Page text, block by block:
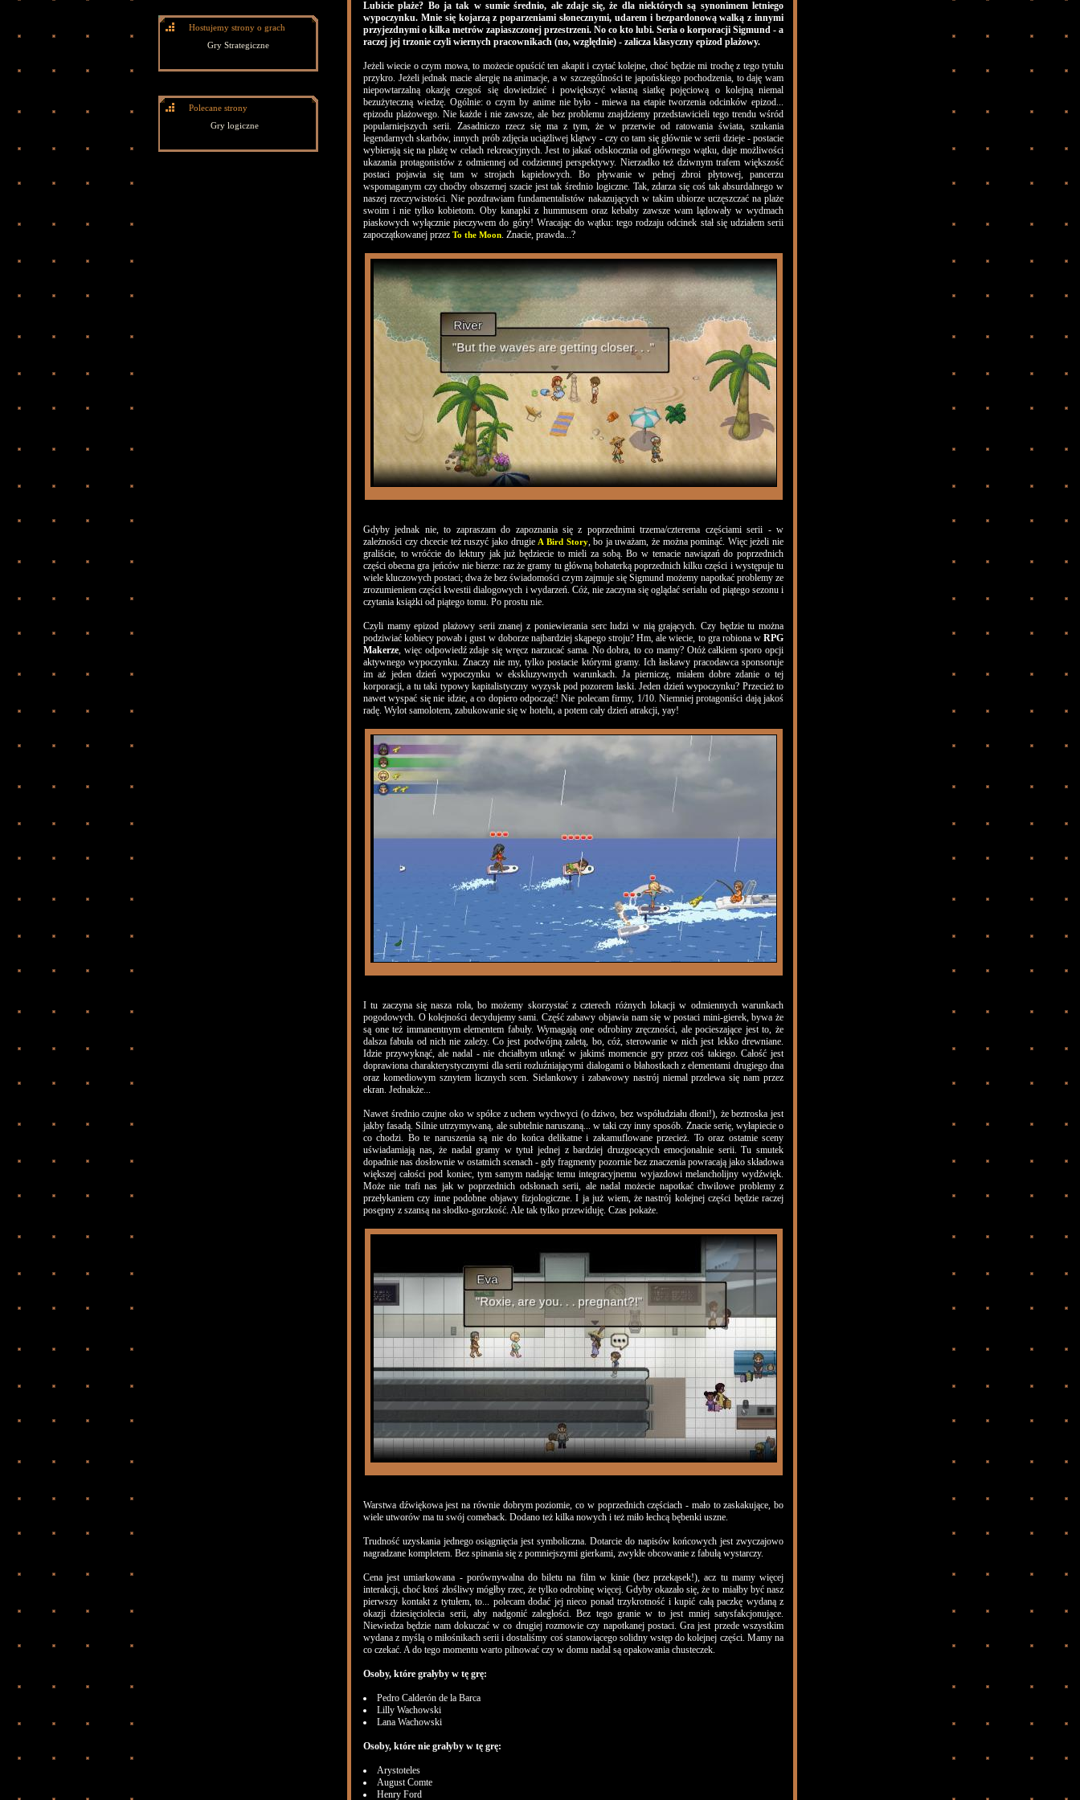
Hostujemy strony o grach
Gry Strategiczne
Polecane strony
Gry logiczne
Lubicie plaże? Bo ja tak w sumie średnio, ale zdaje się, że dla niektórych są synonimem letniego
wypoczynku. Mnie się kojarzą z poparzeniami słonecznymi, udarem i bezpardonową walką z innymi
przyjezdnymi o kilka metrów zapiaszczonej przestrzeni. No co kto lubi. Seria o korporacji Sigmund - a
raczej jej trzonie czyli wiernych pracownikach (no, względnie) - zalicza klasyczny epizod plażowy.
Jeżeli wiecie o czym mowa, to możecie opuścić ten akapit i czytać kolejne, choć będzie mi trochę z tego tytułu
przykro. Jeżeli jednak macie alergię na animacje, a w szczególności te japońskiego pochodzenia, to daję wam
niepowtarzalną okazję czegoś się dowiedzieć i powiększyć własną siatkę pojęciową o kolejną niemal
bezużyteczną wiedzę. Ogólnie: o czym by anime nie było - miewa na etapie tworzenia odcinków epizod...
epizodu plażowego. Nie każde i nie zawsze, ale bez problemu znajdziemy przedstawicieli tego trendu wśród
popularniejszych serii. Zasadniczo rzecz się ma z tym, że w przerwie od ratowania świata, szukania
legendarnych skarbów, innych prób zdjęcia uciążliwej klątwy - czy co tam się głównie w serii dzieje - postacie
wybierają się na plażę w celach rekreacyjnych. Jest to jakaś odskocznia od głównego wątku, daje możliwości
ukazania protagonistów z odmiennej od codziennej perspektywy. Nierzadko też dziwnym trafem większość
postaci pojawia się tam w strojach kąpielowych. Bo pływanie w pełnej zbroi płytowej, pancerzu
wspomaganym czy choćby obszernej szacie jest tak średnio logiczne. Tak, zdarza się coś tak absurdalnego w
naszej rzeczywistości. Nie pozdrawiam fundamentalistów nakazujących w takim ubiorze uczęszczać na plaże
swoim i nie tylko kobietom. Oby kanapki z hummusem oraz kebaby zawsze wam lądowały w wydmach
piaskowych wyłącznie pieczywem do góry! Wracając do wątku: tego rodzaju odcinek stał się udziałem serii
zapoczątkowanej przez To the Moon. Znacie, prawda...?
Gdyby jednak nie, to zapraszam do zapoznania się z poprzednimi trzema/czterema częściami serii - w
zależności czy chcecie też ruszyć jako drugieA Bird Story, bo ja uważam, że można pominąć. Więc jeżeli nie
graliście, to wróćcie do lektury jak już będziecie to mieli za sobą. Bo w temacie nawiązań do poprzednich
części obecna gra jeńców nie bierze: raz że gramy tu główną bohaterką poprzednich kilku części i występuje tu
wiele kluczowych postaci; dwa że bez świadomości czym zajmuje się Sigmund możemy napotkać problemy ze
zrozumieniem części kwestii dialogowych i wydarzeń. Cóż, nie zaczyna się oglądać serialu od piątego sezonu i
czytania książki od piątego tomu. Po prostu nie.
Czyli mamy epizod plażowy serii znanej z poniewierania serc ludzi w nią grających. Czy będzie tu można
podziwiać kobiecy powab i gust w doborze najbardziej skąpego stroju? Hm, ale wiecie, to gra robiona w RPG
Makerze, więc odpowiedź zdaje się wręcz narzucać sama. No dobra, to co mamy? Otóż całkiem sporo opcji
aktywnego wypoczynku. Znaczy nie my, tylko postacie którymi gramy. Ich łaskawy pracodawca sponsoruje
im aż jeden dzień wypoczynku w ekskluzywnych warunkach. Ja pierniczę, miałem dobre zdanie o tej
korporacji, a tu taki typowy kapitalistyczny wyzysk pod pozorem łaski. Jeden dzień wypoczynku? Przecież to
nawet wyspać się nie idzie, a co dopiero odpocząć! Nie polecam firmy, 1/10. Niemniej protagoniści dają jakoś
radę. Wylot samolotem, zabukowanie się w hotelu, a potem cały dzień atrakcji, yay!
I tu zaczyna się nasza rola, bo możemy skorzystać z czterech różnych lokacji w odmiennych warunkach
pogodowych. O kolejności decydujemy sami. Część zabawy objawia nam się w postaci mini-gierek, bywa że
są one też immanentnym elementem fabuły. Wymagają one odrobiny zręczności, ale pocieszające jest to, że
dalsza fabuła od nich nie zależy. Co jest podwójną zaletą, bo, cóż, sterowanie w nich jest lekko drewniane.
Idzie przywyknąć, ale nadal - nie chciałbym utknąć w jakimś momencie gry przez coś takiego. Całość jest
doprawiona charakterystycznymi dla serii rozluźniającymi dialogami o błahostkach z elementami drugiego dna
oraz komediowym sznytem licznych scen. Sielankowy i zabawowy nastrój niemal przelewa się nam przez
ekran. Jednakże...
Nawet średnio czujne oko w spółce z uchem wychwyci (o dziwo, bez współudziału dłoni!), że beztroska jest
jakby fasadą. Silnie utrzymywaną, ale subtelnie naruszaną... w taki czy inny sposób. Znacie serię, wyłapiecie o
co chodzi. Bo te naruszenia są nie do końca delikatne i zakamuflowane przecież. To oraz ostatnie sceny
uświadamiają nas, że nadal gramy w tytuł jednej z bardziej druzgocących emocjonalnie serii. Tu smutek
dopadnie nas dosłownie w ostatnich scenach - gdy fragmenty pozornie bez znaczenia powracają jako składowa
większej całości pod koniec, tym samym nadając temu integracyjnemu wyjazdowi melancholijny wydźwięk.
Może nie trafi nas jak w poprzednich odsłonach serii, ale nadal możecie napotkać chwilowe problemy z
przełykaniem czy inne podobne objawy fizjologiczne. I ja już wiem, że nastrój kolejnej części będzie raczej
posępny z szansą na słodko-gorzkość. Ale tak tylko przewiduję. Czas pokaże.
Warstwa dźwiękowa jest na równie dobrym poziomie, co w poprzednich częściach - mało to zaskakujące, bo
wiele utworów ma tu swój comeback. Dodano też kilka nowych i też miło łechcą bębenki uszne.
Trudność uzyskania jednego osiągnięcia jest symboliczna. Dotarcie do napisów końcowych jest zwyczajowo
nagradzane kompletem. Bez spinania się z pomniejszymi gierkami, zwykłe obcowanie z fabułą wystarczy.
Cena jest umiarkowana - porównywalna do biletu na film w kinie (bez przekąsek!), acz tu mamy więcej
interakcji, choć ktoś złośliwy mógłby rzec, że tylko odrobinę więcej. Gdyby okazało się, że to miałby być nasz
pierwszy kontakt z tytułem, to... polecam dodać jej nieco ponad trzykrotność i kupić całą paczkę wydaną z
okazji dziesięciolecia serii, aby nadgonić zaległości. Bez tego granie w to jest mniej satysfakcjonujące.
Niewiedza będzie nam dokuczać w co drugiej rozmowie czy napotkanej postaci. Gra jest przede wszystkim
wydana z myślą o miłośnikach serii i dostaliśmy coś stanowiącego solidny wstęp do kolejnej części. Mamy na
co czekać. A do tego momentu warto pilnować czy w domu nadal są opakowania chusteczek.
Osoby, które grałyby w tę grę:
Pedro Calderón de la Barca
Lilly Wachowski
Lana Wachowski
Osoby, które nie grałyby w tę grę:
Arystoteles
August Comte
Henry Ford